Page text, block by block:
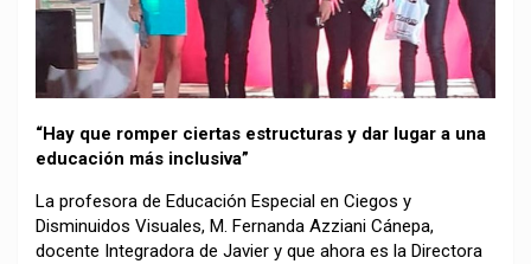
“Hay que romper ciertas estructuras y dar lugar a una
educación más inclusiva”
La profesora de Educación Especial en Ciegos y
Disminuidos Visuales, M. Fernanda Azziani Cánepa,
docente Integradora de Javier y que ahora es la Directora